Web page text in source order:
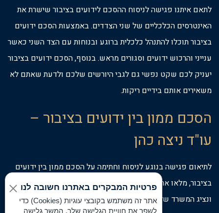
לתאם איתנו פגישה לניסוח ההסכם לידועים בציבור שישרת את
האינטרסים הכלכליים של שני הצדדים. באמצעות הסכם ידועים
בציבור תוכלו להתנהל כלכלית ברוגע ובנוחות עם הצד השני כאשר
ענייני והרכוש ידועים וסגורים מראש. בנוסף, הסכם ידועים בציבור
יעניק לכם שקט נפשי גם לגבי היורשים שלכם ולדעת שאתם לא
משאירים אותם בידיים ריקות.
הסכם ממון בין ידועים בציבור –
עו"ד ניצה כהן
לתיאום פגישה בנוגע לניסוח וחתימה על הסכם ממון בין ידועים
בציבור, מלאו את הפרטים שלכם בטופס רישום הפרטים באתר
ונציג המשרד שלנו יחזור אליכם בהקדם.
פרטיות המבקרים באתרנו חשובה לנו
אתר זה משתמש בקובצי עוגיות (Cookies) כדי
לשפר את חוויית הגלישה שלך. המשך גלישה